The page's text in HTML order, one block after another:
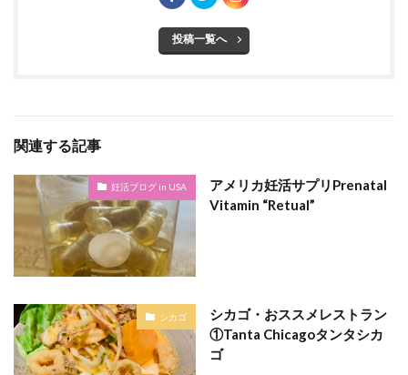
投稿一覧へ
関連する記事
妊活ブログ in USA
アメリカ妊活サプリPrenatal
Vitamin “Retual”
シカゴ
シカゴ・おススメレストラン
①Tanta Chicagoタンタシカ
ゴ